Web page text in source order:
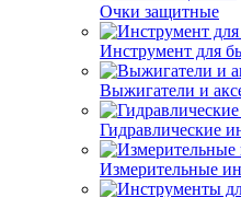
Очки защитные
Инструмент для
Выжигатели и
Гидравлические
Измерительные